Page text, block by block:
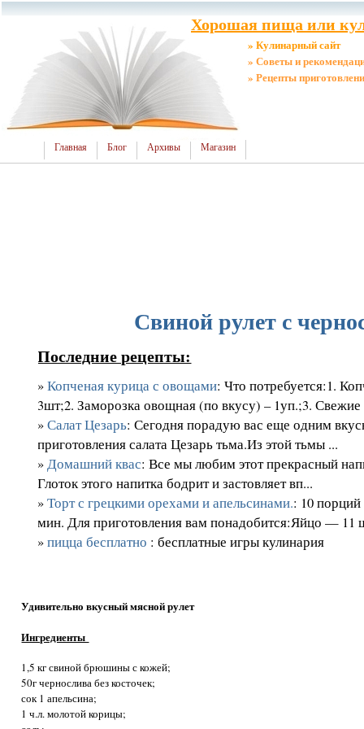
Хорошая пища или
» Кулинарный сайт
» Советы и
» Рецепты
Главная Блог Архивы Магазин
Свиной рулет с
Последние рецепты:
»Копченая курица с овощами: Что потребуется:1.
3шт;2. Заморозка овощная (по вкусу) – 1уп.;3.
»Салат Цезарь: Сегодня порадую вас еще одним
приготовления салата Цезарь тьма.Из этой тьмы ...
»Домашний квас: Все мы любим этот прекрасный
Глоток этого напитка бодрит и застовляет вп...
»Торт с грецкими орехами и апельсинами.: 10
мин. Для приготовления вам понадобится:Яйцо — 11
»пицца бесплатно : бесплатные игры кулинария
Удивительно вкусный мясной рулет
Ингредиенты
1,5 кг свиной брюшины с кожей;
50г чернослива без косточек;
сок 1 апельсина;
1 ч.л. молотой корицы;